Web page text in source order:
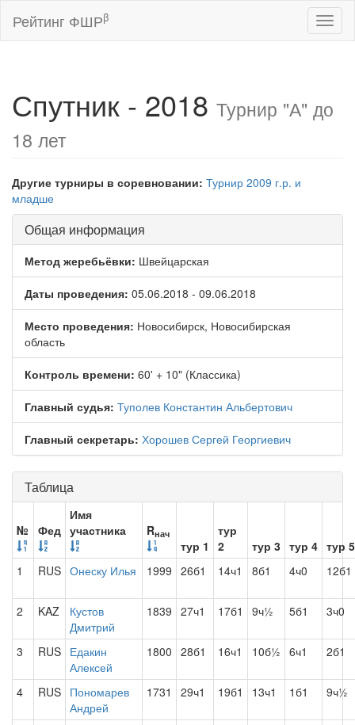
Рейтинг ФШРβ
Спутник - 2018 Турнир "А" до
18 лет
Другие турниры в соревновании: Турнир 2009 г.р. и
младше
Общая информация
Метод жеребьёвки: Швейцарская
Даты проведения: 05.06.2018 - 09.06.2018
Место проведения: Новосибирск, Новосибирская
область
Контроль времени: 60' + 10" (Классика)
Главный судья: Туполев Константин Альбертович
Главный секретарь: Хорошев Сергей Георгиевич
Таблица
№ Фед
Имя
участника
Rнач
тур 1
тур
2
тур 3 тур 4 тур 5
1
RUS Онеску Илья 1999 26б1 14ч1 8б1 4ч0 12б1
2 KAZ
Кустов
Дмитрий
1839 27ч1 17б1 9ч½ 5б1 3ч0
3 RUS Едакин
Алексей
1800 28б1 16ч1 10б½ 6ч1 2б1
4 RUS Пономарев
Андрей
1731 29ч1 19б1 13ч1 1б1 9ч½